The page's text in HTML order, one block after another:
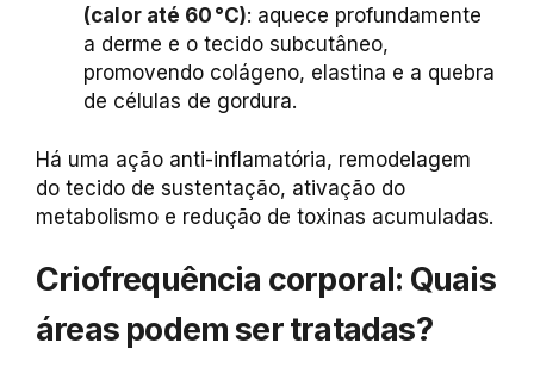
(calor até 60 °C): aquece profundamente
a derme e o tecido subcutâneo,
promovendo colágeno, elastina e a quebra
de células de gordura.
Há uma ação anti-inflamatória, remodelagem
do tecido de sustentação, ativação do
metabolismo e redução de toxinas acumuladas.
Criofrequência corporal: Quais
áreas podem ser tratadas?